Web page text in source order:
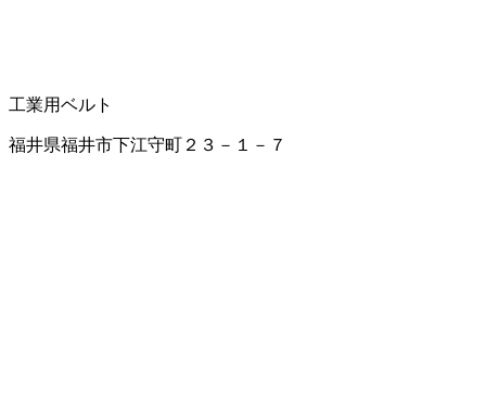
工業用ベルト
福井県福井市下江守町２３－１－７